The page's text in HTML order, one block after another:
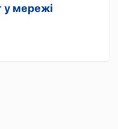
у мережі